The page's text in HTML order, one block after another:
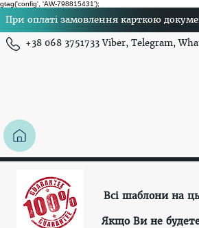
gtag('config', 'AW-798815431');
При оплаті замовлення карткою
+38 068 3751733 Viber, Telegram,
Всі шаблони на
Якщо Ви не